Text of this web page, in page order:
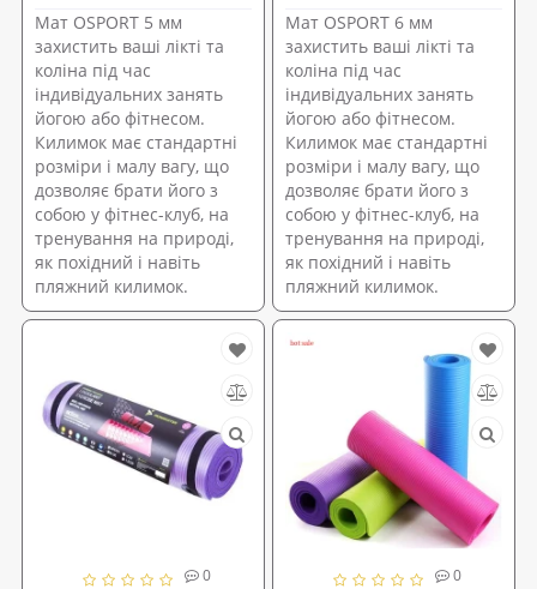
Мат OSPORT 5 мм
захистить ваші лікті та
коліна під час
індивідуальних занять
йогою або фітнесом.
Килимок має стандартні
розміри і малу вагу, що
дозволяє брати його з
собою у фітнес-клуб, на
тренування на природі,
як похідний і навіть
пляжний килимок.
Мат OSPORT 6 мм
захистить ваші лікті та
коліна під час
індивідуальних занять
йогою або фітнесом.
Килимок має стандартні
розміри і малу вагу, що
дозволяє брати його з
собою у фітнес-клуб, на
тренування на природі,
як похідний і навіть
пляжний килимок.
0 0